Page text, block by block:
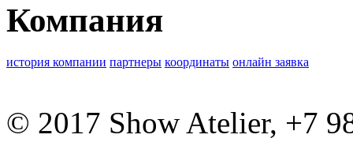
Компания
история компании партнеры координаты онлайн заявка
© 2017 Show Atelier, +7